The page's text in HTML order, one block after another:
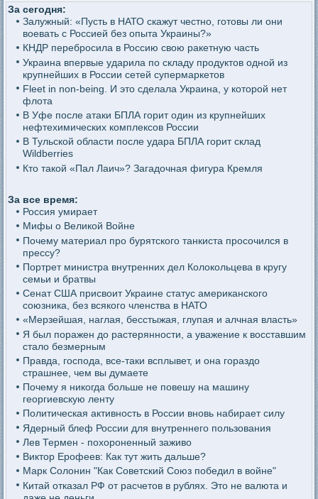
За сегодня:
Залужный: «Пусть в НАТО скажут честно, готовы ли они
воевать с Россией без опыта Украины?»
КНДР перебросила в Россию свою ракетную часть
Украина впервые ударила по складу продуктов одной из
крупнейших в России сетей супермаркетов
Fleet in non-being. И это сделала Украина, у которой нет
флота
В Уфе после атаки БПЛА горит один из крупнейших
нефтехимических комплексов России
В Тульской области после удара БПЛА горит склад
Wildberries
Кто такой «Пал Лаич»? Загадочная фигура Кремля
За все время:
Россия умирает
Мифы о Великой Войне
Почему материал про бурятского танкиста просочился в
прессу?
Портрет министра внутренних дел Колокольцева в кругу
семьи и братвы
Сенат США присвоит Украине статус американского
союзника, без всякого членства в НАТО
«Мерзейшая, наглая, бесстыжая, глупая и алчная власть»
Я был поражен до растерянности, а уважение к восставшим
стало безмерным
Правда, господа, все-таки всплывет, и она гораздо
страшнее, чем вы думаете
Почему я никогда больше не повешу на машину
георгиевскую ленту
Политическая активность в России вновь набирает силу
Ядерный блеф России для внутреннего пользования
Лев Термен - похороненный заживо
Виктор Ерофеев: Как тут жить дальше?
Марк Солонин "Как Советский Союз победил в войне"
Китай отказал РФ от расчетов в рублях. Это не валюта и